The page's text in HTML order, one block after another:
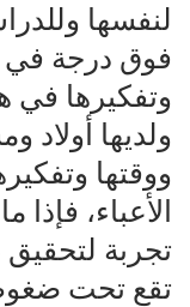
لنفسها
فوق درجة في
وتفكيرها في
ولديها أولاد
ووقتها
الأعباء،
تجربة لتحقيق
تقع تحت